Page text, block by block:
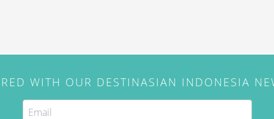
WITH OUR DESTINASIAN INDONESIA